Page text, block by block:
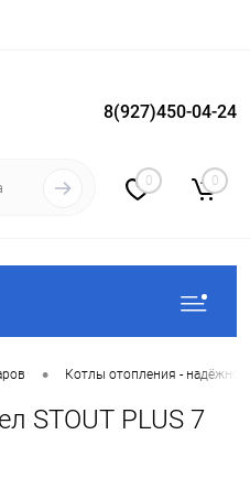
Вход Регистрация
8(927)450-04-24
0 0
• Котлы отопления -
STOUT PLUS 7